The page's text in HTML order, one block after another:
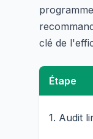
clé de
Étape
1. Audit